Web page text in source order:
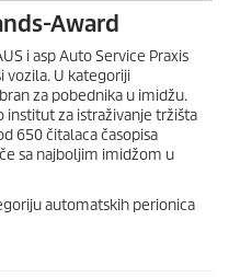
Award
i asp Auto Service Praxis
vozila. U kategoriji
za pobednika u imidžu.
institut za istraživanje tržišta
650 čitalaca časopisa
sa najboljim imidžom u
automatskih perionica